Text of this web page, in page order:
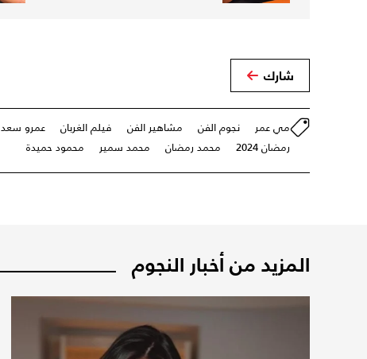
شارك
مي عمر نجوم الفن مشاهير الفن فيلم الغربان عمرو سعد
رمضان 2024
محمد رمضان محمد سمير محمود حميدة
المزيد من أخبار النجوم